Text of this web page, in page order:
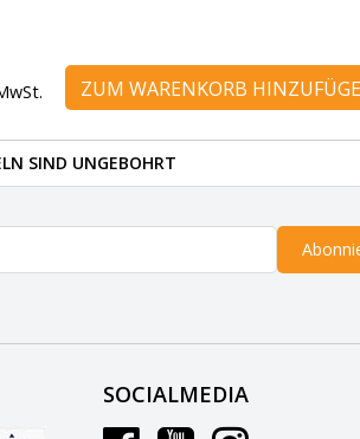
ZUM WARENKORB
SIND UNGEBOHRT
SOCIALMEDIA